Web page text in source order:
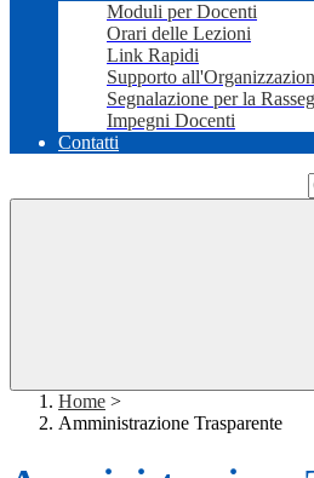
Moduli per Docenti
Orari delle Lezioni
Link Rapidi
Supporto
Segnalazione per la
Impegni Docenti
Contatti
Home >
Amministrazione Trasparente